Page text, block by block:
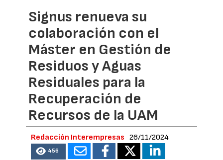
Signus renueva su
colaboración con el
Máster en Gestión de
Residuos y Aguas
Residuales para la
Recuperación de
Recursos de la UAM
Redacción Interempresas 26/11/2024
456